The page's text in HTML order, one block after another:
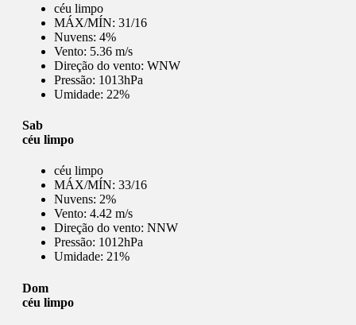
céu limpo
MÁX/MÍN: 31/16
Nuvens: 4%
Vento: 5.36 m/s
Direção do vento: WNW
Pressão: 1013hPa
Umidade: 22%
Sab
céu limpo
céu limpo
MÁX/MÍN: 33/16
Nuvens: 2%
Vento: 4.42 m/s
Direção do vento: NNW
Pressão: 1012hPa
Umidade: 21%
Dom
céu limpo